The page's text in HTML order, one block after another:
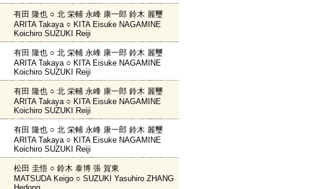
有田 隆也 ○ 北 栄輔 永峰 康一郎 鈴木 麗璽
ARITA Takaya ○ KITA Eisuke NAGAMINE
Koichiro SUZUKI Reiji
有田 隆也 ○ 北 栄輔 永峰 康一郎 鈴木 麗璽
ARITA Takaya ○ KITA Eisuke NAGAMINE
Koichiro SUZUKI Reiji
有田 隆也 ○ 北 栄輔 永峰 康一郎 鈴木 麗璽
ARITA Takaya ○ KITA Eisuke NAGAMINE
Koichiro SUZUKI Reiji
有田 隆也 ○ 北 栄輔 永峰 康一郎 鈴木 麗璽
ARITA Takaya ○ KITA Eisuke NAGAMINE
Koichiro SUZUKI Reiji
松田 圭悟 ○ 鈴木 泰博 張 賀東
MATSUDA Keigo ○ SUZUKI Yasuhiro ZHANG